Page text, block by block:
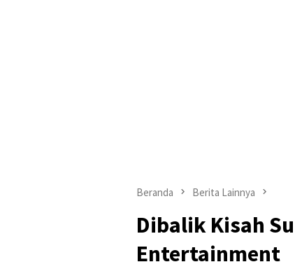
Beranda Berita Lainnya
Dibalik Kisah
Entertainment